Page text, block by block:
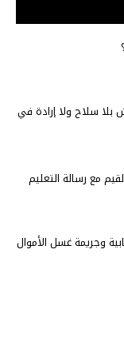
بلا سلاح ولا إرادة في
مع رسالة التعليم
وجريمة غسل الأموال